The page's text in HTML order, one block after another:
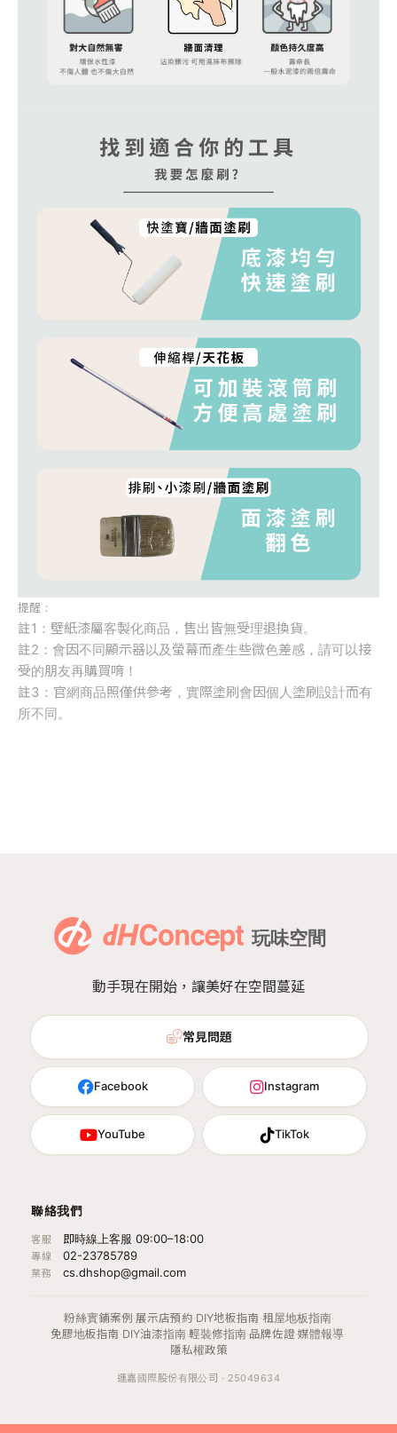
提醒：
註1：壁紙漆屬客製化商品，售出皆無受理退換貨。
註2：會因不同顯示器以及螢幕而產生些微色差感，請可以接
受的朋友再購買唷！
註3：官網商品照僅供參考，實際塗刷會因個人塗刷設計而有
所不同。
動手現在開始，讓美好在空間蔓延
常見問題
Facebook Instagram
YouTube TikTok
聯絡我們
客服 即時線上客服 09:00–18:00
專線 02-23785789
業務 cs.dhshop@gmail.com
粉絲實鋪案例·展示店預約·DIY地板指南 ·租屋地板指南·
免膠地板指南 ·DIY油漆指南·輕裝修指南·品牌佐證·媒體報導·
隱私權政策
運嘉國際股份有限公司 · 25049634